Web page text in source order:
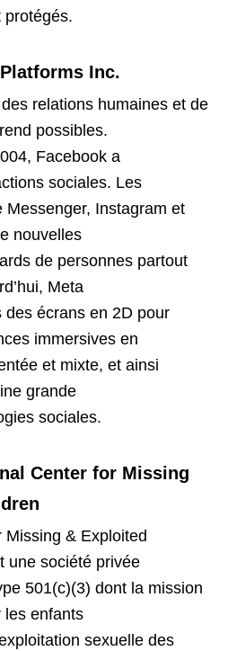
protégés.
Inc.
relations humaines et de
possibles.
Facebook a
sociales. Les
Instagram et
nouvelles
de personnes partout
Meta
écrans en 2D pour
immersives en
et mixte, et ainsi
grande
sociales.
Center for Missing
& Exploited
une société privée
501(c)(3) dont la mission
les enfants
sexuelle des